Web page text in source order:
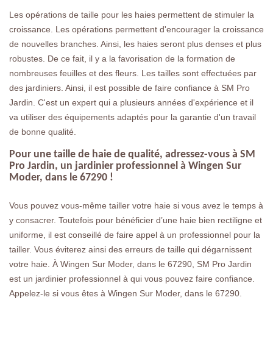
Les opérations de taille pour les haies permettent de stimuler la
croissance. Les opérations permettent d'encourager la croissance
de nouvelles branches. Ainsi, les haies seront plus denses et plus
robustes. De ce fait, il y a la favorisation de la formation de
nombreuses feuilles et des fleurs. Les tailles sont effectuées par
des jardiniers. Ainsi, il est possible de faire confiance à SM Pro
Jardin. C'est un expert qui a plusieurs années d'expérience et il
va utiliser des équipements adaptés pour la garantie d'un travail
de bonne qualité.
Pour une taille de haie de qualité, adressez-vous à SM
Pro Jardin, un jardinier professionnel à Wingen Sur
Moder, dans le 67290 !
Vous pouvez vous-même tailler votre haie si vous avez le temps à
y consacrer. Toutefois pour bénéficier d’une haie bien rectiligne et
uniforme, il est conseillé de faire appel à un professionnel pour la
tailler. Vous éviterez ainsi des erreurs de taille qui dégarnissent
votre haie. À Wingen Sur Moder, dans le 67290, SM Pro Jardin
est un jardinier professionnel à qui vous pouvez faire confiance.
Appelez-le si vous êtes à Wingen Sur Moder, dans le 67290.